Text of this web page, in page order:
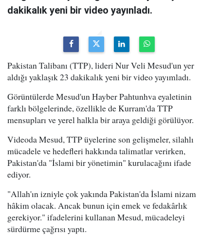
dakikalık yeni bir video yayınladı.
Pakistan Talibanı (TTP), lideri Nur Veli Mesud'un yer
aldığı yaklaşık 23 dakikalık yeni bir video yayımladı.
Görüntülerde Mesud'un Hayber Pahtunhva eyaletinin
farklı bölgelerinde, özellikle de Kurram'da TTP
mensupları ve yerel halkla bir araya geldiği görülüyor.
Videoda Mesud, TTP üyelerine son gelişmeler, silahlı
mücadele ve hedefleri hakkında talimatlar verirken,
Pakistan'da "İslami bir yönetimin" kurulacağını ifade
ediyor.
"Allah'ın izniyle çok yakında Pakistan'da İslami nizam
hâkim olacak. Ancak bunun için emek ve fedakârlık
gerekiyor." ifadelerini kullanan Mesud, mücadeleyi
sürdürme çağrısı yaptı.